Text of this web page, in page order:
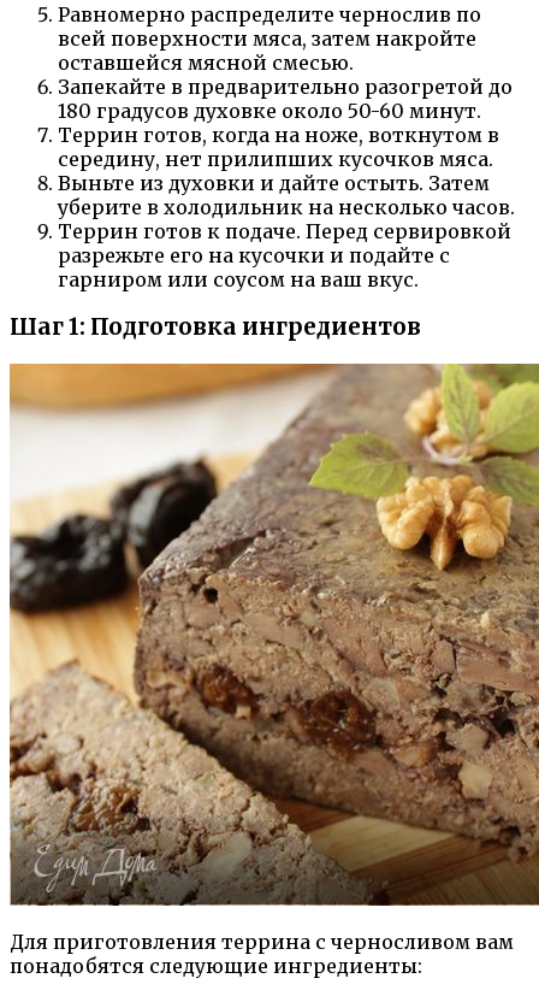
Равномерно распределите чернослив по
всей поверхности мяса, затем накройте
оставшейся мясной смесью.
Запекайте в предварительно разогретой до
180 градусов духовке около 50-60 минут.
Террин готов, когда на ноже, воткнутом в
середину, нет прилипших кусочков мяса.
Выньте из духовки и дайте остыть. Затем
уберите в холодильник на несколько часов.
Террин готов к подаче. Перед сервировкой
разрежьте его на кусочки и подайте с
гарниром или соусом на ваш вкус.
Шаг 1: Подготовка ингредиентов
Для приготовления террина с черносливом вам
понадобятся следующие ингредиенты: